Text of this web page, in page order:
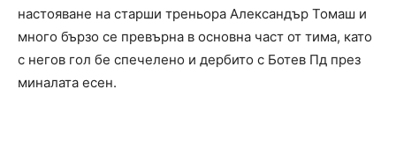
настояване на старши треньора Александър Томаш и
много бързо се превърна в основна част от тима, като
с негов гол бе спечелено и дербито с Ботев Пд през
миналата есен.